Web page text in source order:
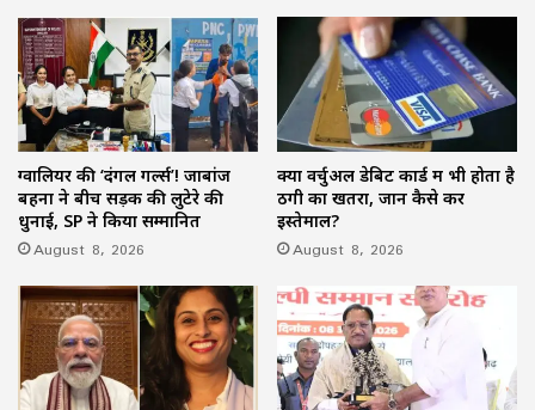
ग्वालियर की ‘दंगल गर्ल्स’! जाबांज
बहनों ने बीच सड़क की लुटेरे की
धुनाई, SP ने किया सम्मानित
August 8, 2026
क्या वर्चुअल डेबिट कार्ड में भी होता है
ठगी का खतरा, जानें कैसे करें
इस्तेमाल?
August 8, 2026